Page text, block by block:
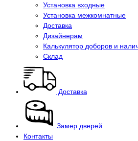
Установка входные
Установка межкомнатные
Доставка
Дизайнерам
Калькулятор доборов и
Склад
Доставка
Замер дверей
Контакты